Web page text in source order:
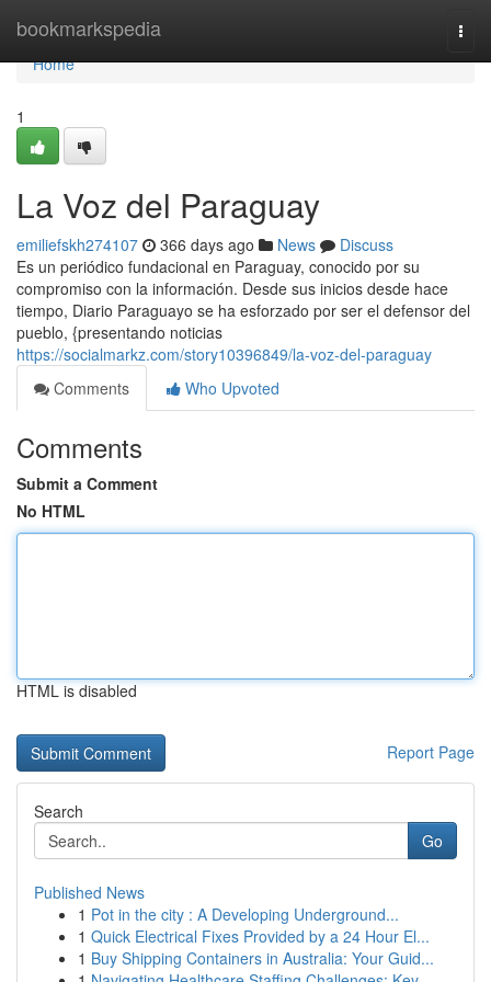
bookmarkspedia
Home
Home
1
La Voz del Paraguay
emiliefskh274107 366 days ago News
Discuss
Es un periódico fundacional en Paraguay, conocido por su
compromiso con la información. Desde sus inicios desde hace
tiempo, Diario Paraguayo se ha esforzado por ser el defensor del
pueblo, {presentando noticias
https://socialmarkz.com/story10396849/la-voz-del-paraguay
Comments
Who Upvoted
Comments
Submit a Comment
No HTML
HTML is disabled
Report Page
Search
Go
Published News
1 Pot in the city : A Developing Underground...
1 Quick Electrical Fixes Provided by a 24 Hour El...
1 Buy Shipping Containers in Australia: Your Guid...